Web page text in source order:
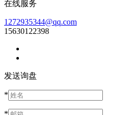
在线服务
1272935344@qq.com
15630122398
发送询盘
*